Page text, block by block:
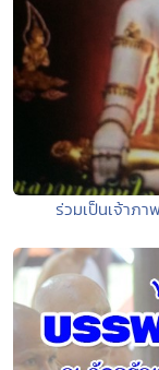
ร่วมเป็นเจ้าภา